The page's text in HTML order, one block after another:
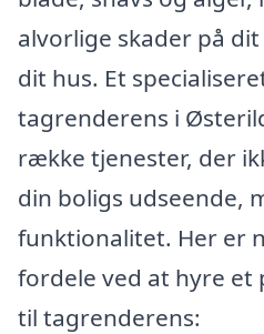
alvorlige skader på
dit hus. Et
tagrenderens i
række tjenester, der
din boligs udseende,
funktionalitet. Her er
fordele ved at hyre et
til tagrenderens: